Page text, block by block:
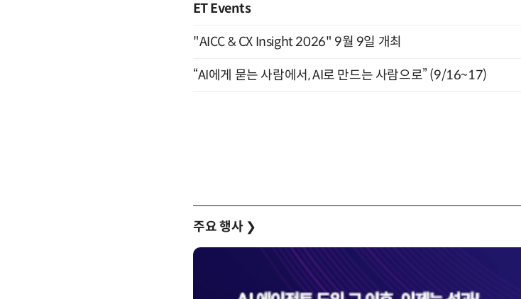
ET Events
"AICC & CX Insight 2026" 9월 9일 개최
“AI에게 묻는 사람에서, AI로 만드는 사람으로” (9/16~17)
주요 행사 ❯